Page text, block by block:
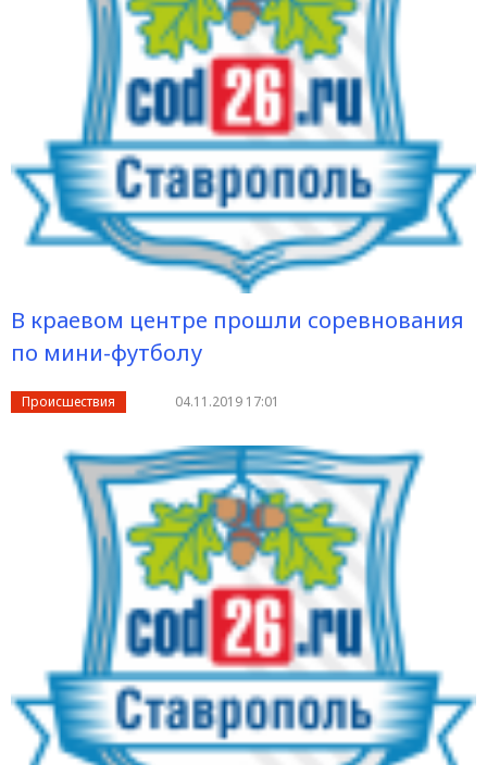
В краевом центре прошли соревнования
по мини-футболу
Происшествия 04.11.2019 17:01